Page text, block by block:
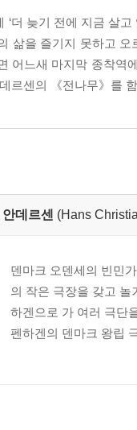
‘더 늦기 전에 지금 살
삶을 즐기지 못하고
어느새 마지막 종착역
르센의 《전나무》를
데르센 (Hans
덴마크 오덴세의 빈민
의 작은 극장을 갖고 놀
하겐으로 가 여러 극단
펜하겐의 덴마크 왕립